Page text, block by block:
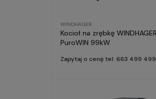
WINDHAGER
Kocioł na zrębkę WINDHAGER
PuroWIN 99kW
Zapytaj o cenę tel: 663 499 499